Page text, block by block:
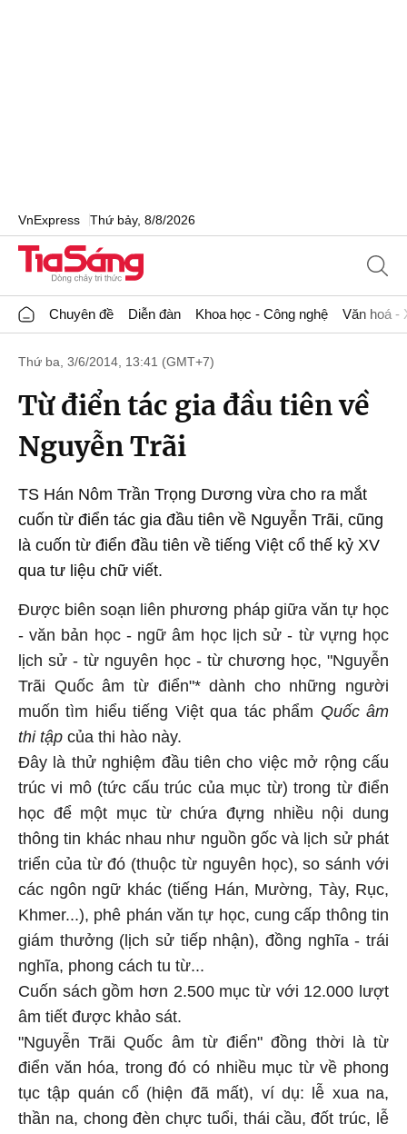
VnExpress Thứ bảy, 8/8/2026
Chuyên đề Diễn đàn Khoa học - Công nghệ Văn hoá -
Thứ ba, 3/6/2014, 13:41 (GMT+7)
Từ điển tác gia đầu tiên về
Nguyễn Trãi
TS Hán Nôm Trần Trọng Dương vừa cho ra mắt
cuốn từ điển tác gia đầu tiên về Nguyễn Trãi, cũng
là cuốn từ điển đầu tiên về tiếng Việt cổ thế kỷ XV
qua tư liệu chữ viết.
Được biên soạn liên phương pháp giữa văn tự học
- văn bản học - ngữ âm học lịch sử - từ vựng học
lịch sử - từ nguyên học - từ chương học, "Nguyễn
Trãi Quốc âm từ điển"* dành cho những người
muốn tìm hiểu tiếng Việt qua tác phẩm Quốc âm
thi tập của thi hào này.
Đây là thử nghiệm đầu tiên cho việc mở rộng cấu
trúc vi mô (tức cấu trúc của mục từ) trong từ điển
học để một mục từ chứa đựng nhiều nội dung
thông tin khác nhau như nguồn gốc và lịch sử phát
triển của từ đó (thuộc từ nguyên học), so sánh với
các ngôn ngữ khác (tiếng Hán, Mường, Tày, Rục,
Khmer...), phê phán văn tự học, cung cấp thông tin
giám thưởng (lịch sử tiếp nhận), đồng nghĩa - trái
nghĩa, phong cách tu từ...
Cuốn sách gồm hơn 2.500 mục từ với 12.000 lượt
âm tiết được khảo sát.
"Nguyễn Trãi Quốc âm từ điển" đồng thời là từ
điển văn hóa, trong đó có nhiều mục từ về phong
tục tập quán cổ (hiện đã mất), ví dụ: lễ xua na,
thần na, chong đèn chực tuổi, thái cầu, đốt trúc, lễ